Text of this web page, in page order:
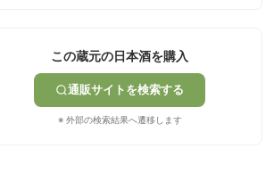
この蔵元の日本酒を購入
通販サイトを検索する
※ 外部の検索結果へ遷移します